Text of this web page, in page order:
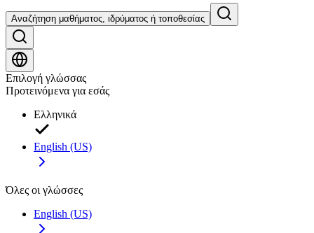
Αναζήτηση μαθήματος, ιδρύματος ή τοποθεσίας
Επιλογή γλώσσας
Προτεινόμενα για εσάς
Ελληνικά
English (US)
Όλες οι γλώσσες
English (US)